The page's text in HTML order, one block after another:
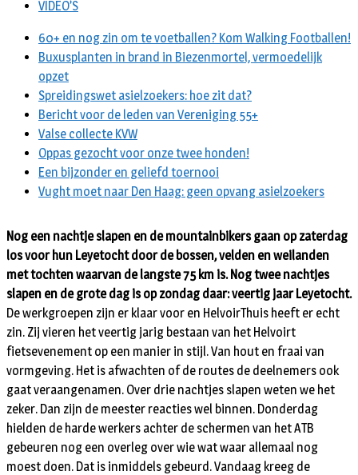
VIDEO’S
60+ en nog zin om te voetballen? Kom Walking Footballen!
Buxusplanten in brand in Biezenmortel, vermoedelijk
opzet
Spreidingswet asielzoekers: hoe zit dat?
Bericht voor de leden van Vereniging 55+
Valse collecte KVW
Oppas gezocht voor onze twee honden!
Een bijzonder en geliefd toernooi
Vught moet naar Den Haag: geen opvang asielzoekers
Nog een nachtje slapen en de mountainbikers gaan op zaterdag
los voor hun Leyetocht door de bossen, velden en weilanden
met tochten waarvan de langste 75 km is. Nog twee nachtjes
slapen en de grote dag is op zondag daar: veertig jaar Leyetocht.
De werkgroepen zijn er klaar voor en HelvoirThuis heeft er echt
zin. Zij vieren het veertig jarig bestaan van het Helvoirt
fietsevenement op een manier in stijl. Van hout en fraai van
vormgeving. Het is afwachten of de routes de deelnemers ook
gaat veraangenamen. Over drie nachtjes slapen weten we het
zeker. Dan zijn de meester reacties wel binnen. Donderdag
hielden de harde werkers achter de schermen van het ATB
gebeuren nog een overleg over wie wat waar allemaal nog
moest doen. Dat is inmiddels gebeurd. Vandaag kreeg de